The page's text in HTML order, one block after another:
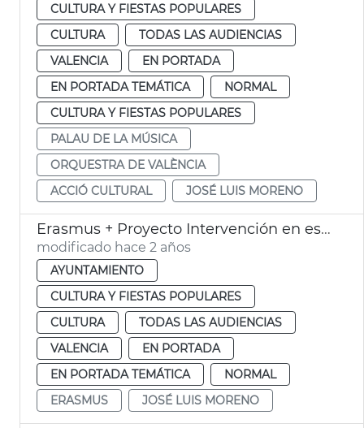
CULTURA Y FIESTAS POPULARES
CULTURA
TODAS LAS AUDIENCIAS
VALENCIA
EN PORTADA
EN PORTADA TEMÁTICA
NORMAL
CULTURA Y FIESTAS POPULARES
PALAU DE LA MÚSICA
ORQUESTRA DE VALÈNCIA
ACCIÓ CULTURAL
JOSÉ LUIS MORENO
Erasmus + Proyecto Intervención en espacios urbanos
modificado hace 2 años
AYUNTAMIENTO
CULTURA Y FIESTAS POPULARES
CULTURA
TODAS LAS AUDIENCIAS
VALENCIA
EN PORTADA
EN PORTADA TEMÁTICA
NORMAL
ERASMUS
JOSÉ LUIS MORENO